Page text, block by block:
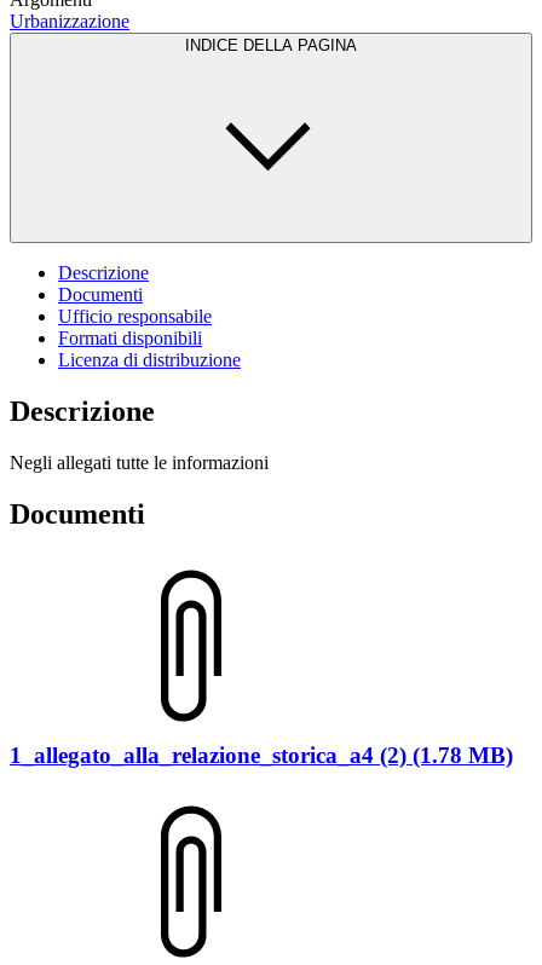
Urbanizzazione
INDICE DELLA PAGINA
Descrizione
Documenti
Ufficio responsabile
Formati disponibili
Licenza di distribuzione
Descrizione
Negli allegati tutte le informazioni
Documenti
1_allegato_alla_relazione_storica_a4 (2) (1.78 MB)